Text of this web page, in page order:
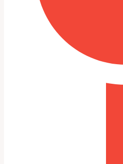
уплотнения и датчики.
Ниже приведена краткая
позициями и их назначением.
Снятие